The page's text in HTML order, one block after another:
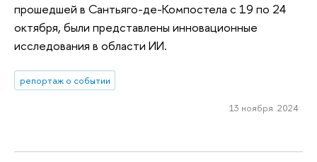
прошедшей в Сантьяго-де-Компостела с 19 по 24
октября, были представлены инновационные
исследования в области ИИ.
репортаж о событии
13 ноября 2024